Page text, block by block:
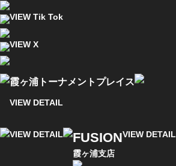
VIEW Tik Tok
VIEW X
霞ヶ浦トーナメントプレイス
VIEW DETAIL
VIEW DETAIL FUSION
霞ヶ浦支店
VIEW DETAIL